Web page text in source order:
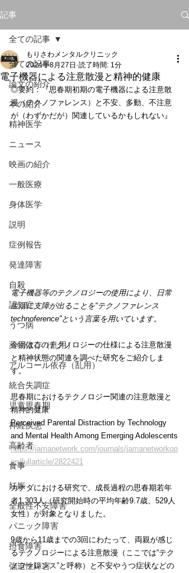
記事
全ての記事
論文の紹介
本の紹介
精神医学
ニュース
映画の紹介
一般医療
身体医学
説明
症例報告
発達障害
自殺
認知症
うつ病
薬物依存（乱用）
アルコール依存（乱用）
統合失調症
児童思春期
神経疾患
高齢者
食事
妊娠
全般性不安障害
パニック障害
摂食障害
強迫性障害
全ての記事
電子機器による注意散漫と精神的健康
もりさわメンタルクリニック
2024年8月27日 読了時間: 1分
◎要約：『思春期初期の電子機器による注意散
漫（テクノファレンス）と不安、多動、不注意
が（わずかだが）関連しているかもしれない』
電子機器等のテクノロジーの使用により、日常
生活に支障が出ることを“テクノファレンス
technoference”という言葉を用いています。
今回はこのテクノロジーの仕様による注意散漫
と精神状態の関連を調べた研究をご紹介しま
す。
思春期におけるテクノロジー関連の注意散漫と
精神的健康
Perceived Parental Distraction by Technology
and Mental Health Among Emerging Adolescents
https://jamanetwork.com/journals/jamanetworkop
en/fullarticle/2822421
カナダにおける研究で、成長過程の思春期若年
者1,303人（研究開始時の平均年齢9.7歳、529人
女性）が対象となりました。
9歳から11歳までの3回にわたって、両親が感じ
るテクノロジーによる注意散漫（ここでは“テク
ノファレンス”と呼称）と不安やうつ症状などの